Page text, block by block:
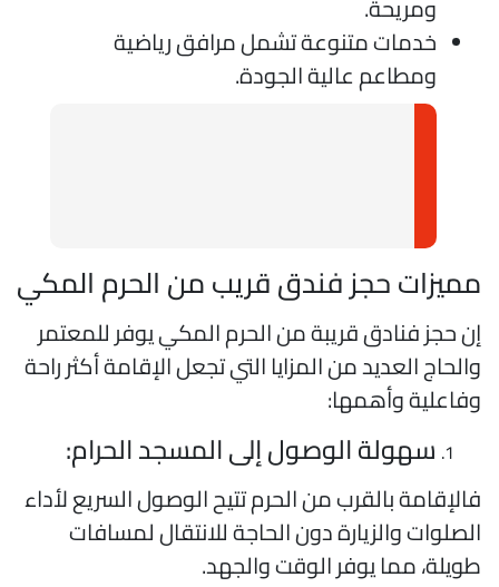
خدمات متنوعة تشمل مرافق رياضية
ومطاعم عالية الجودة.
حجز فندق قريب من الحرم المكي
حجز فنادق قريبة من الحرم المكي يوفر للمعتمر
العديد من المزايا التي تجعل الإقامة أكثر راحة
وأهمها:
سهولة الوصول إلى المسجد الحرام:
بالقرب من الحرم تتيح الوصول السريع لأداء
والزيارة دون الحاجة للانتقال لمسافات
مما يوفر الوقت والجهد.